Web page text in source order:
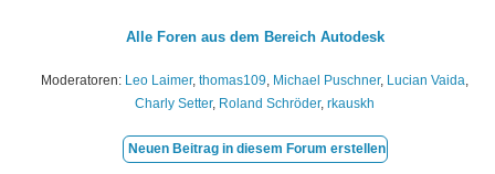
Alle Foren aus dem Bereich Autodesk
Moderatoren: Leo Laimer, thomas109 Michael Puschner, Lucian Vaida
Charly Setter, Roland Schröder, rkauskh
Neuen Beitrag in diesem Forum erstellen